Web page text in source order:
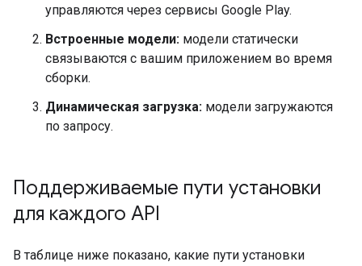
управляются через сервисы Google Play.
Встроенные модели: модели статически
связываются с вашим приложением во время
сборки.
Динамическая загрузка: модели загружаются
по запросу.
Поддерживаемые пути установки
для каждого API
В таблице ниже показано, какие пути установки